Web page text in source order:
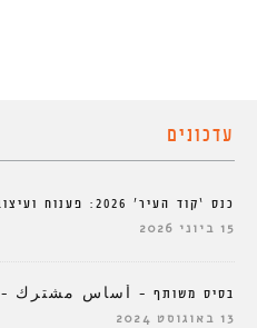
עדכונים
כנס ‘קוד העיר’ 2026: פענוח ועיצוב עיר המחר
15 ביוני 2026
בסיס משותף – أساس مشترك – COMMON GROUNDS
13 באוגוסט 2024